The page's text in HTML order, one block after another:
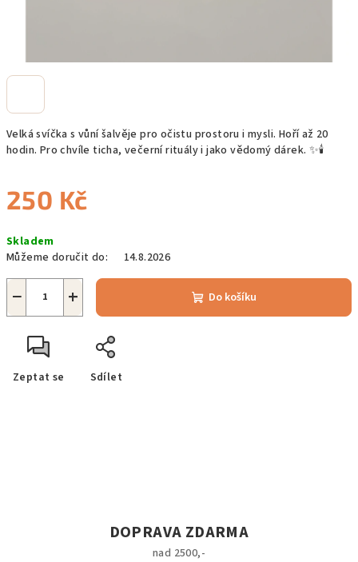
Velká svíčka s vůní šalvěje pro očistu prostoru i mysli. Hoří až 20
hodin. Pro chvíle ticha, večerní rituály i jako vědomý dárek. ✨🕯️
250 Kč
cena:
Skladem
Můžeme doručit do:
14.8.2026
+
− Do košíku
Zeptat se Sdílet
DOPRAVA ZDARMA
nad 2500,-